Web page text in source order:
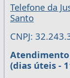
Telefone da
Santo
CNPJ:
Atendimento
(dias úteis -